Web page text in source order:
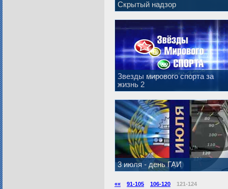
Скрытый надзор
Звезды мирового спорта за
жизнь 2
3 июля - день ГАИ
«« 91-105 106-120 121-124